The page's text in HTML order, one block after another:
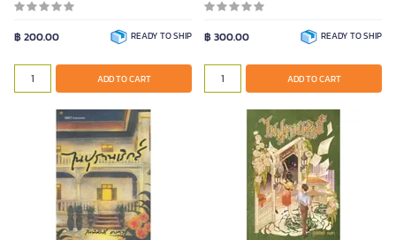
฿ 200.00 READY TO SHIP
ADD TO CART
฿ 300.00 READY TO SHIP
ADD TO CART